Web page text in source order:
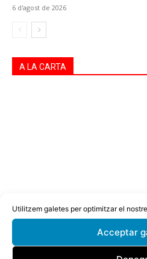
Utilitzem galetes per optimitzar el
Acceptar
6 d'agost de 2026
A LA CARTA